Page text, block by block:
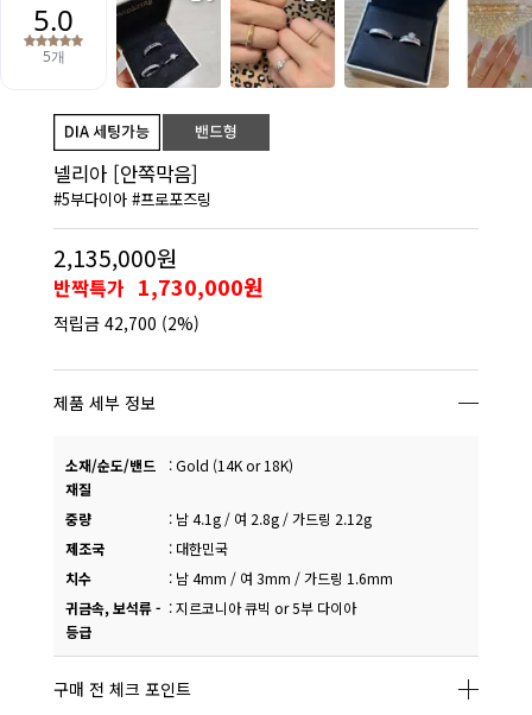
넬리아 [안쪽막음]
#5부다이아 #프로포즈링
2,135,000원
반짝특가 1,730,000원
적립금 42,700 (2%)
제품 세부 정보
소재/순도/밴드
재질
:Gold (14K or 18K)
중량 : 남 4.1g / 여 2.8g / 가드링 2.12g
제조국
: 대한민국
치수
: 남 4mm / 여 3mm / 가드링 1.6mm
귀금속, 보석류 -
등급
:지르코니아 큐빅 or 5부 다이아
구매 전 체크 포인트